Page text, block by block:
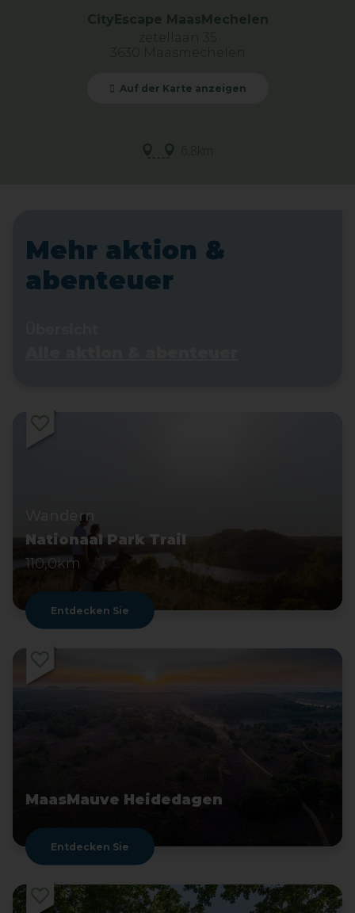
CityEscape MaasMechelen
zetellaan 35
3630 Maasmechelen
Auf der Karte anzeigen
6,8km
Mehr aktion &
abenteuer
Wandern
Nationaal Park Trail
110,0km
Entdecken Sie
MaasMauve Heidedagen
Entdecken Sie